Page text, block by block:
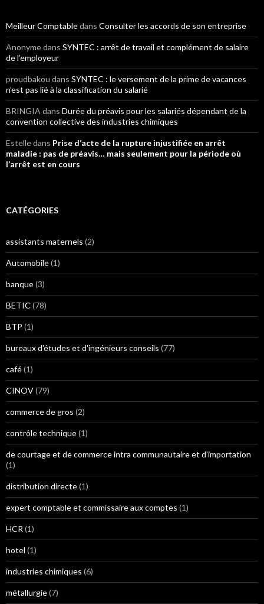
Meilleur Comptabledans Consulter les accords de son entreprise
Anonymedans SYNTEC : arrêt de travail et complément de salaire
de l’employeur
proudbakou dans SYNTEC : le versement de la prime de vacances
n’est pas lié à la classification du salarié
BRINGIA dans Durée du préavis pour les salariés dépendant de la
convention collective des industries chimiques
Estelledans Prise d’acte de la rupture injustifiée en arrêt
maladie : pas de préavis… mais seulement pour la période où
l’arrêt est en cours
CATÉGORIES
assistants maternels (2)
Automobile(1)
banque(3)
BETIC (78)
BTP (1)
bureaux d'études et d'ingénieurs conseils (77)
café(1)
CINOV(79)
commerce de gros (2)
contrôle technique(1)
de courtage et de commerce intra communautaire et d'importation
(1)
distribution directe(1)
expert comptable et commissaire aux comptes (1)
HCR (1)
hotel (1)
industries chimiques (6)
métallurgie(7)